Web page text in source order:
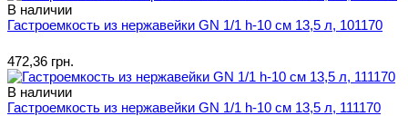
В наличии
Гастроемкость из нержавейки GN 1/1 h-10 см 13,5 л, 101170
472,36 грн.
В наличии
Гастроемкость из нержавейки GN 1/1 h-10 см 13,5 л, 111170